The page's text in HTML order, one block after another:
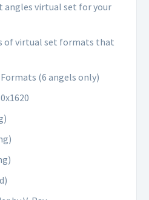
angles virtual set for your
of virtual set formats that
Formats (6 angels only)